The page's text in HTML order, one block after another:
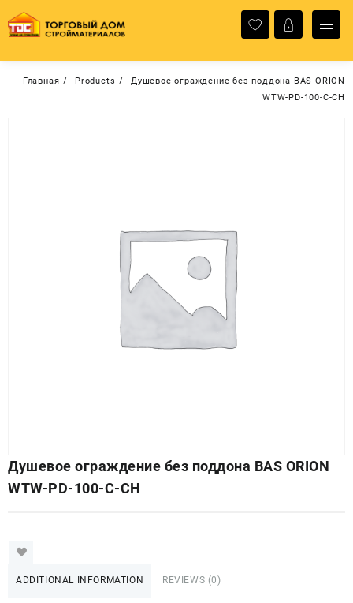
содержимому
Главная Products
Душевое ограждение без поддона BAS ORION
WTW-PD-100-C-CH
Душевое ограждение без поддона BAS ORION
WTW-PD-100-C-CH
ADDITIONAL INFORMATION REVIEWS (0)